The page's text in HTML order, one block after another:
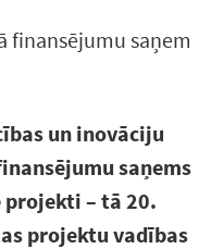
finansējumu saņem
un inovāciju
saņems
– tā 20.
projektu vadības